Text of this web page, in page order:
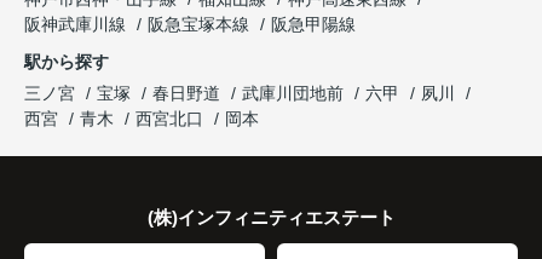
と大変喜ばれ、この住まいを選ばれました。
住み替え後は家族それぞれの通勤・通学時間が短く
家族全員にとって、将来を見据えた良い選択だった
阪神武庫川線
阪急宝塚本線
阪急甲陽線
駅から探す
三ノ宮
宝塚 春日野道 武庫川団地前 六甲
夙川
西宮
青木 西宮北口 岡本
(株)インフィニティエステート